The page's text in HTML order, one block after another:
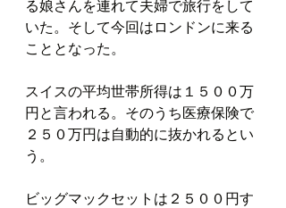
る娘さんを連れて夫婦で旅行をして
いた。そして今回はロンドンに来る
こととなった。
スイスの平均世帯所得は１５００万
円と言われる。そのうち医療保険で
２５０万円は自動的に抜かれるとい
う。
ビッグマックセットは２５００円す